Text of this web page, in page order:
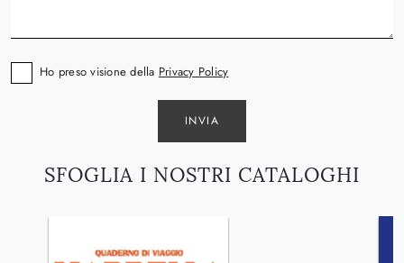
SFOGLIA I NOSTRI CATALOGHI
Ho preso visione della Privacy Policy
INVIA